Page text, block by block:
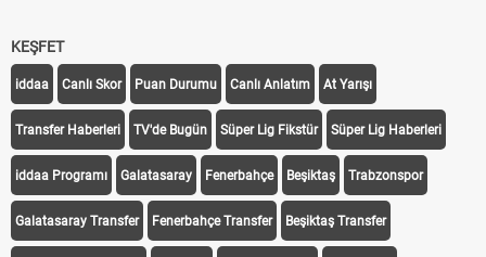
KEŞFET
iddaa Canlı Skor Puan Durumu Canlı Anlatım At Yarışı
Transfer Haberleri TV'de Bugün Süper Lig Fikstür Süper Lig Haberleri
iddaa Programı Galatasaray Fenerbahçe Beşiktaş Trabzonspor
Galatasaray Transfer Fenerbahçe Transfer Beşiktaş Transfer